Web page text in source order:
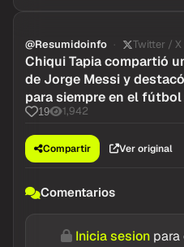
@Resumidoinfo Twitter / X
Chiqui Tapia compartió
de Jorge Messi y
para siempre en el
19 1,942
Compartir Ver original
Comentarios
Inicia sesion para